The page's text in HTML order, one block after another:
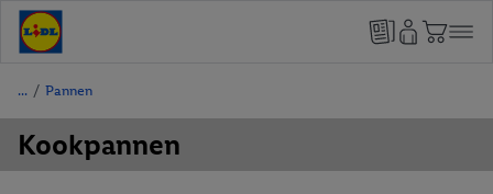
/ Pannen
Kookpannen